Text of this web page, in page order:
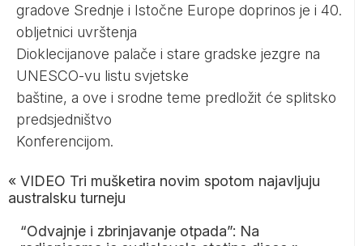
gradove Srednje i Istočne Europe doprinos je i 40.
obljetnici uvrštenja
Dioklecijanove palače i stare gradske jezgre na
UNESCO-vu listu svjetske
baštine, a ove i srodne teme predložit će splitsko
predsjedništvo
Konferencijom.
« VIDEO Tri mušketira novim spotom najavljuju
australsku turneju
“Odvajnje i zbrinjavanje otpada”: Na